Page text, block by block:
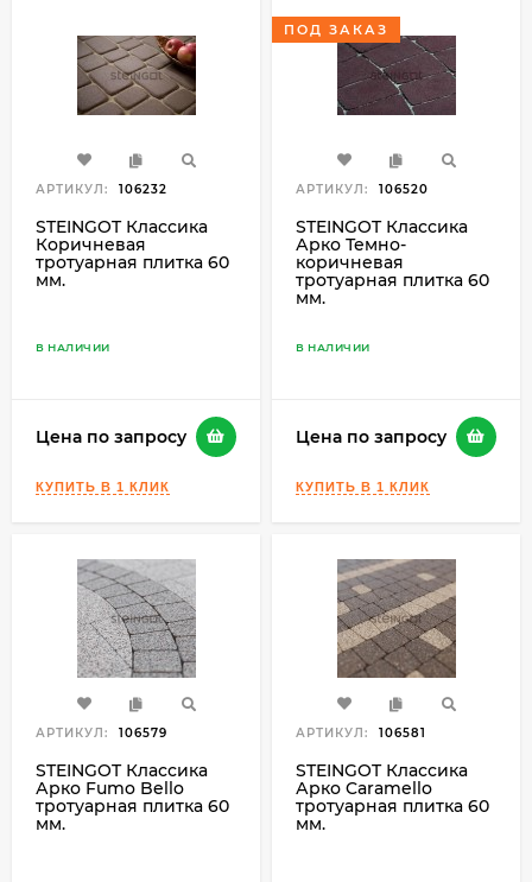
АРТИКУЛ: 106232
STEINGOT Классика
Коричневая
тротуарная плитка 60
мм.
В НАЛИЧИИ
Цена по запросу
ПОД ЗАКАЗ
АРТИКУЛ: 106520
STEINGOT Классика
Арко Темно-
коричневая
тротуарная плитка 60
мм.
В НАЛИЧИИ
Цена по запросу
АРТИКУЛ: 106579
STEINGOT Классика
Арко Fumo Bello
тротуарная плитка 60
мм.
АРТИКУЛ: 106581
STEINGOT Классика
Арко Caramello
тротуарная плитка 60
мм.